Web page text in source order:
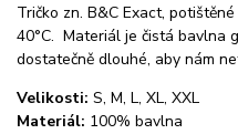
Tričko zn. B&C Exact,
40°C. Materiál je čistá bavlna
dostatečně dlouhé, aby nám
Velikosti: S, M, L, XL, XXL
Materiál: 100% bavlna